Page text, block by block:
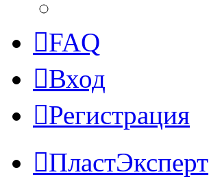
FAQ
Вход
Регистрация
ПластЭксперт